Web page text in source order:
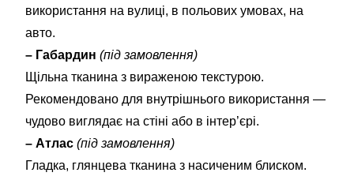
використання на вулиці, в польових умовах, на
авто.
– Габардин (під замовлення)
Щільна тканина з вираженою текстурою.
Рекомендовано для внутрішнього використання —
чудово виглядає на стіні або в інтер’єрі.
– Атлас (під замовлення)
Гладка, глянцева тканина з насиченим блиском.